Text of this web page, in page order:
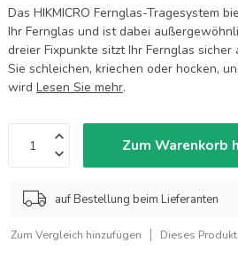
Das HIKMICRO Fernglas-Tragesystem
Ihr Fernglas und ist dabei
dreier Fixpunkte sitzt Ihr Fernglas sicher
Sie schleichen, kriechen oder hocken,
wird Lesen Sie mehr.
Zum Warenkorb
auf Bestellung beim Lieferanten
Zum Vergleich hinzufügen Dieses